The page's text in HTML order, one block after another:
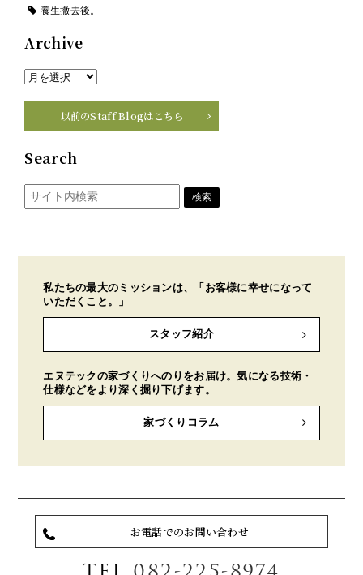
養生撤去後。
Archive
以前のStaff Blogはこちら
Search
私たちの最大のミッションは、「お客様に幸せになって
いただくこと。」
スタッフ紹介
エヌテックの家づくりへのりをお届け。気になる技術・
仕様などをより深く掘り下げます。
家づくりコラム
お電話でのお問い合わせ